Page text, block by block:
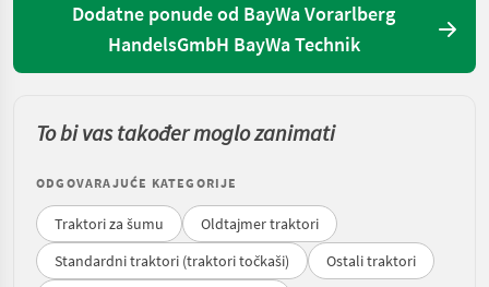
Dodatne ponude od BayWa Vorarlberg
HandelsGmbH BayWa Technik
To bi vas također moglo zanimati
ODGOVARAJUĆE KATEGORIJE
Traktori za šumu
Oldtajmer traktori
Standardni traktori (traktori točkaši)
Ostali traktori